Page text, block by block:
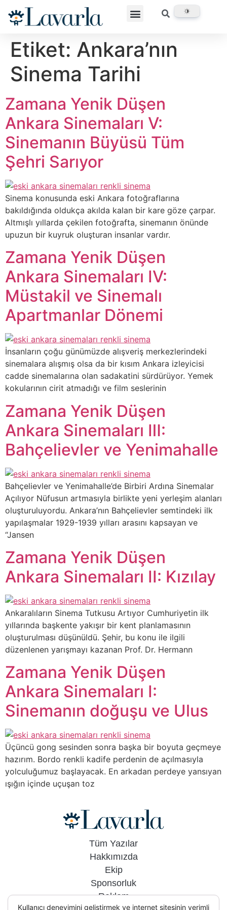
Etiket: Ankara’nın
Sinema Tarihi
Zamana Yenik Düşen
Ankara Sinemaları V:
Sinemanın Büyüsü Tüm
Şehri Sarıyor
Sinema konusunda eski Ankara fotoğraflarına
bakıldığında oldukça akılda kalan bir kare göze çarpar.
Altmışlı yıllarda çekilen fotoğrafta, sinemanın önünde
upuzun bir kuyruk oluşturan insanlar vardır.
Zamana Yenik Düşen
Ankara Sinemaları IV:
Müstakil ve Sinemalı
Apartmanlar Dönemi
İnsanların çoğu günümüzde alışveriş merkezlerindeki
sinemalara alışmış olsa da bir kısım Ankara izleyicisi
cadde sinemalarına olan sadakatini sürdürüyor. Yemek
kokularının cirit atmadığı ve film seslerinin
Zamana Yenik Düşen
Ankara Sinemaları Ⅲ:
Bahçelievler ve Yenimahalle
Bahçelievler ve Yenimahalle’de Birbiri Ardına Sinemalar
Açılıyor Nüfusun artmasıyla birlikte yeni yerleşim alanları
oluşturuluyordu. Ankara’nın Bahçelievler semtindeki ilk
yapılaşmalar 1929-1939 yılları arasını kapsayan ve
“Jansen
Zamana Yenik Düşen
Ankara Sinemaları II: Kızılay
Ankaralıların Sinema Tutkusu Artıyor Cumhuriyetin ilk
yıllarında başkente yakışır bir kent planlamasının
oluşturulması düşünüldü. Şehir, bu konu ile ilgili
düzenlenen yarışmayı kazanan Prof. Dr. Hermann
Zamana Yenik Düşen
Ankara Sinemaları I:
Sinemanın doğuşu ve Ulus
Üçüncü gong sesinden sonra başka bir boyuta geçmeye
hazırım. Bordo renkli kadife perdenin de açılmasıyla
yolculuğumuz başlayacak. En arkadan perdeye yansıyan
ışığın içinde uçuşan toz
Tüm Yazılar
Hakkımızda
Ekip
Sponsorluk
Reklam
Kullanıcı deneyimini geliştirmek ve internet sitesinin verimli